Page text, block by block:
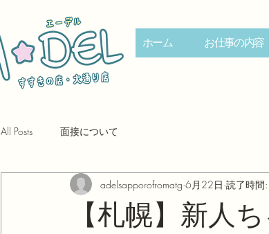
ホーム お仕事の内容
All Posts 面接について
【札幌】新人
adelsapporofromatg 6月22日 読了時間